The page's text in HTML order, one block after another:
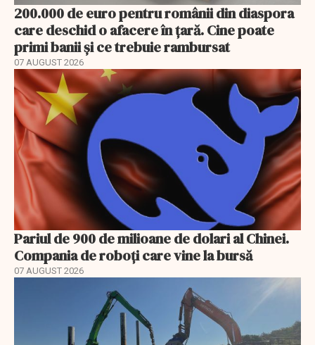
200.000 de euro pentru românii din diaspora
care deschid o afacere în țară. Cine poate
primi banii și ce trebuie rambursat
07 AUGUST 2026
Pariul de 900 de milioane de dolari al Chinei.
Compania de roboți care vine la bursă
07 AUGUST 2026